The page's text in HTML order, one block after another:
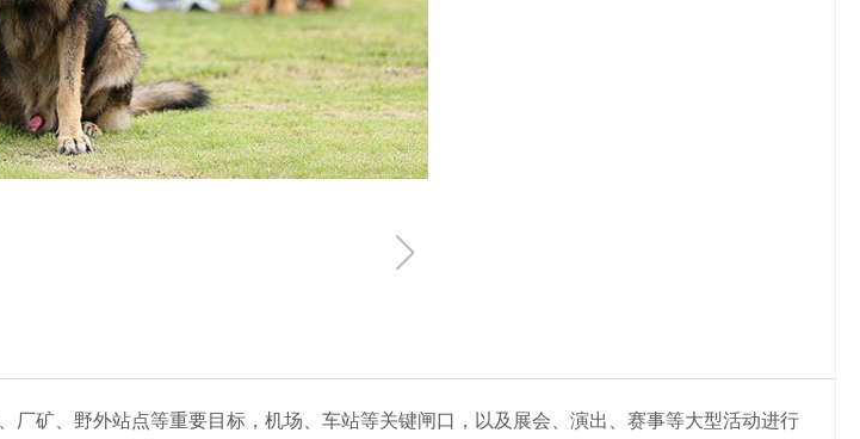
矿、野外站点等重要目标，机场、车站等关键闸口，以及展会、演出、赛事等大型活动进行